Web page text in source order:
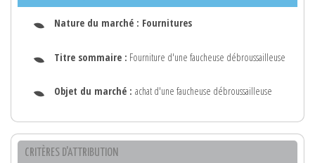
Nature du marché : Fournitures
Titre sommaire : Fourniture d'une faucheuse débroussailleuse
Objet du marché : achat d'une faucheuse débroussailleuse
CRITÈRES D'ATTRIBUTION